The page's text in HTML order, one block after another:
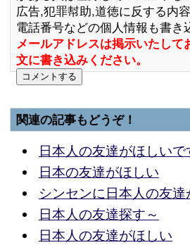
広告,犯罪幇助,道徳に反する内
電話番号などの個人情報も書き
メールアドレスは掲示いたし
文に書き込みください。
関連の記事もどうぞ！
日本人の友達がほしいで
日本の友達がほしい
シンセンに日本人の友
日本人の友達探す～
日本人の友達がほしい